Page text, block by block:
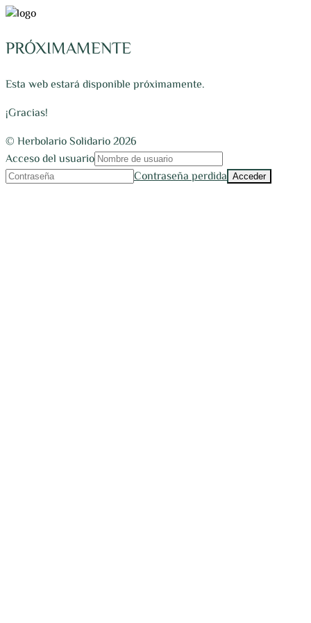
PRÓXIMAMENTE
Esta web estará disponible próximamente.
¡Gracias!
© Herbolario Solidario 2026
Acceso del usuario
Contraseña perdida